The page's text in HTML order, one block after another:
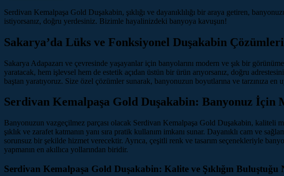
Serdivan Kemalpaşa Gold Duşakabin, şıklığı ve dayanıklılığı bir araya getiren,
istiyorsanız, doğru yerdesiniz. Bizimle hayalinizdeki banyoya kavuşun!
Sakarya’da Lüks ve Fonksiyonel Duşakabin Çözümleri
Sakarya Adapazarı ve çevresinde yaşayanlar için banyolarını modern ve şık bir
yaratacak, hem işlevsel hem de estetik açıdan üstün bir ürün arıyorsanız, doğru
baştan yaratıyoruz. Size özel çözümler sunarak, banyonuzun boyutlarına ve tarzınıza
Serdivan Kemalpaşa Gold Duşakabin: Banyonuz İçin
Banyonuzun vazgeçilmez parçası olacak Serdivan Kemalpaşa Gold Duşakabin,
şıklık ve zarafet katmanın yanı sıra pratik kullanım imkanı sunar. Dayanıklı cam ve
sorunsuz bir şekilde hizmet verecektir. Ayrıca, çeşitli renk ve tasarım seçenekleriyle
yapmanın en akıllıca yollarından biridir.
Serdivan Kemalpaşa Gold Duşakabin: Kalite ve Şıklığın Buluştuğu